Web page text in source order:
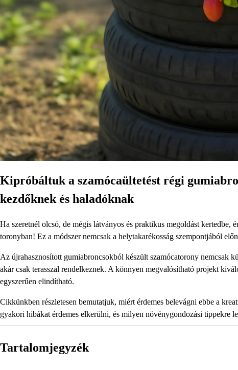
Kipróbáltuk a szamócaültetést régi
kezdőknek és haladóknak
Ha szeretnél olcsó, de mégis látványos és praktikus megoldást
toronyban! Ez a módszer nemcsak a helytakarékosság szempontjából
Az újrahasznosított gumiabroncsokból készült szamócatorony nemcsak
akár csak terasszal rendelkeznek. A könnyen megvalósítható projekt
egyszerűen elindítható.
Cikkünkben részletesen bemutatjuk, miért érdemes belevágni ebbe a
gyakori hibákat érdemes elkerülni, és milyen növénygondozási tippekre
Tartalomjegyzék